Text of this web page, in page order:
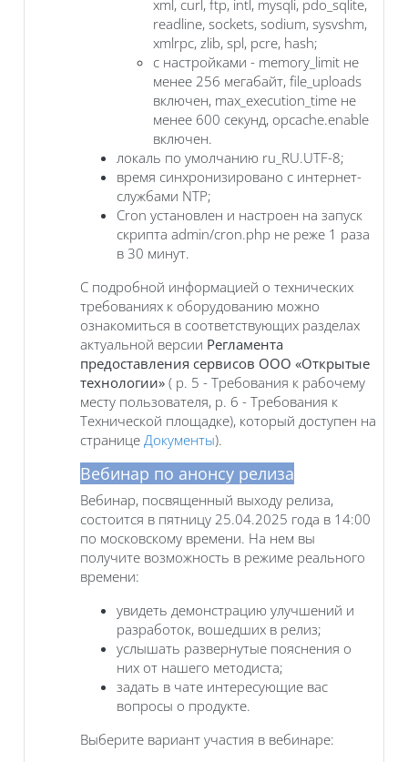
xml, curl, ftp, intl, mysqli, pdo_sqlite,
readline, sockets, sodium, sysvshm,
xmlrpc, zlib, spl, pcre, hash;
с настройками - memory_limit не
менее 256 мегабайт, file_uploads
включен, max_execution_time не
менее 600 секунд, opcache.enable
включен.
локаль по умолчанию ru_RU.UTF-8;
время синхронизировано с интернет-
службами NTP;
Cron установлен и настроен на запуск
скрипта admin/cron.php не реже 1 раза
в 30 минут.
С подробной информацией о технических
требованиях к оборудованию можно
ознакомиться в соответствующих разделах
актуальной версии Регламента
предоставления сервисов ООО «Открытые
технологии» ( р. 5 - Требования к рабочему
месту пользователя, р. 6 - Требования к
Технической площадке), который доступен на
странице Документы).
Вебинар по анонсу релиза
Вебинар, посвященный выходу релиза,
состоится в пятницу 25.04.2025 года в 14:00
по московскому времени. На нем вы
получите возможность в режиме реального
времени:
увидеть демонстрацию улучшений и
разработок, вошедших в релиз;
услышать развернутые пояснения о
них от нашего методиста;
задать в чате интересующие вас
вопросы о продукте.
Выберите вариант участия в вебинаре: